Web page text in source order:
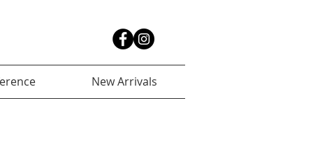
New Arrivals